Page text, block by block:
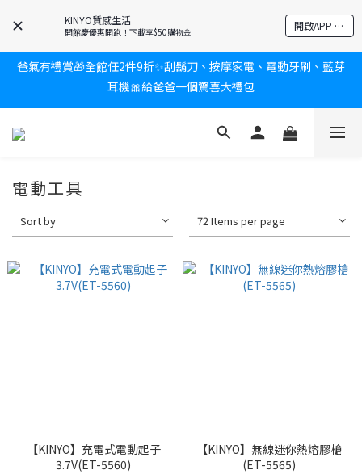
KINYO質感生活
開館慶優惠開跑！下載享$50購物金 開啟APP 享隱藏優惠
新會員送$100購物金✨再享消費回饋無極限
爸氣有禮賞🎁全館任2件9折✨刮鬍刀、按摩家電、電動牙刷、藍芽
耳機🎀給爸爸一個驚喜大禮包
炎熱夏日救星☀️秒凍扇登場💙半導體製冷 x 微米級冰霧，一秒開
凍，熱感歸零！
新會員送$100購物金✨再享消費回饋無極限
電動工具
Sort by 72 Items per page
【KINYO】充電式電動起子
3.7V(ET-5560)
【KINYO】無線迷你熱熔膠槍
(ET-5565)